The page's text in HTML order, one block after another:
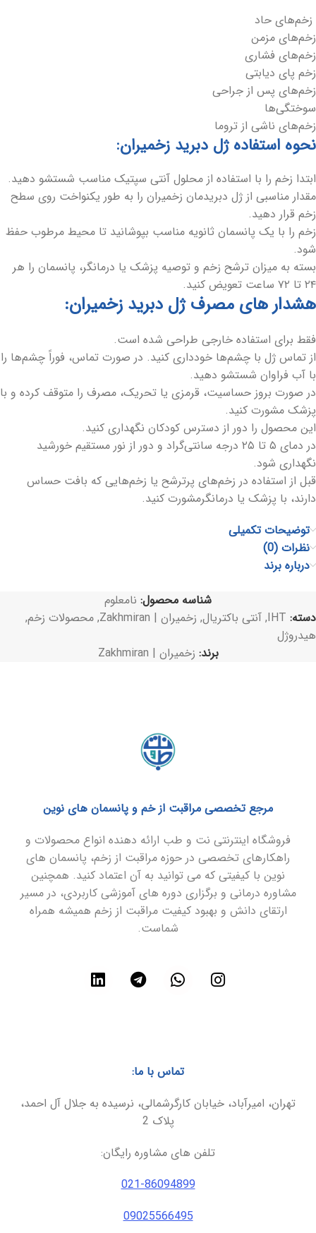
زخم‌های حاد
زخم‌های مزمن
زخم‌های فشاری
زخم پای دیابتی
زخم‌های پس از جراحی
سوختگی‌ها
زخم‌های ناشی از تروما
نحوه استفاده ژل دبرید زخمیران:
ابتدا زخم را با استفاده از محلول آنتی سپتیک مناسب شستشو دهید.
مقدار مناسبی از ژل دبریدمان زخمیران را به طور یکنواخت روی سطح
زخم قرار دهید.
زخم را با یک پانسمان ثانویه مناسب بپوشانید تا محیط مرطوب حفظ
شود.
بسته به میزان ترشح زخم و توصیه پزشک یا درمانگر، پانسمان را هر
۲۴ تا ۷۲ ساعت تعویض کنید.
هشدار های مصرف ژل دبرید زخمیران:
فقط برای استفاده خارجی طراحی شده است.
از تماس ژل با چشم‌ها خودداری کنید. در صورت تماس، فوراً چشم‌ها را
با آب فراوان شستشو دهید.
در صورت بروز حساسیت، قرمزی یا تحریک، مصرف را متوقف کرده و با
پزشک مشورت کنید.
این محصول را دور از دسترس کودکان نگهداری کنید.
در دمای ۵ تا ۲۵ درجه سانتی‌گراد و دور از نور مستقیم خورشید
نگهداری شود.
قبل از استفاده در زخم‌های پرترشح یا زخم‌هایی که بافت حساس
دارند، با پزشک یا درمانگرمشورت کنید.
توضیحات تکمیلی
نظرات (0)
درباره برند
شناسه محصول: نامعلوم
دسته: IHT
, آنتی باکتریال, زخمیران | Zakhmiran , محصولات زخم,
هیدروژل
برند: زخمیران | Zakhmiran
مرجع تخصصی مراقبت از خم و پانسمان های نوین
فروشگاه اینترنتی نت و طب ارائه دهنده انواع محصولات و
راهکارهای تخصصی در حوزه مراقبت از زخم، پانسمان های
نوین با کیفیتی که می توانید به آن اعتماد کنید. همچنین
مشاوره درمانی و برگزاری دوره های آموزشی کاربردی، در مسیر
ارتقای دانش و بهبود کیفیت مراقبت از زخم همیشه همراه
شماست.
تماس با ما:
تهران، امیرآباد، خیابان کارگرشمالی، نرسیده به جلال آل احمد،
پلاک 2
تلفن های مشاوره رایگان:
021-86094899
09025566495